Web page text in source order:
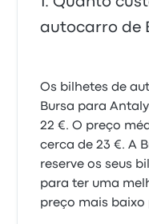
autocarro de
Os bilhetes de
Bursa para
22 €. O preço
cerca de 23 €. A
reserve os seus
para ter uma
preço mais baixo